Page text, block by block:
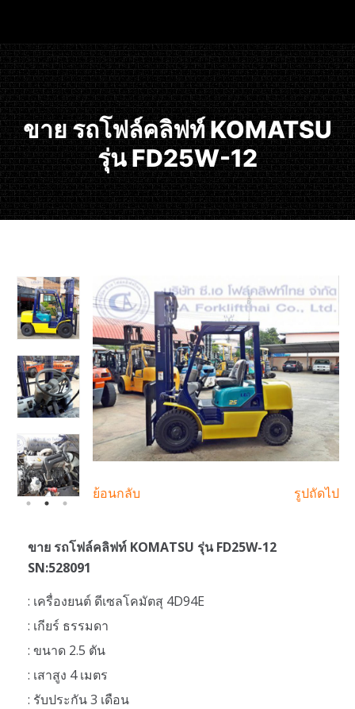
ขาย รถโฟล์คลิฟท์ KOMATSU
รุ่น FD25W-12
ย้อนกลับ รูปถัดไป
ขาย รถโฟล์คลิฟท์ KOMATSU รุ่น FD25W-12
SN:528091
: เครื่องยนต์ ดีเซลโคมัตสุ 4D94E
: เกียร์ ธรรมดา
: ขนาด 2.5 ตัน
: เสาสูง 4 เมตร
: รับประกัน 3 เดือน